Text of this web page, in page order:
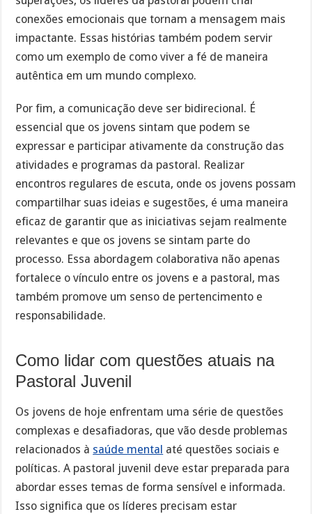
conexões emocionais que tornam a mensagem mais
impactante. Essas histórias também podem servir
como um exemplo de como viver a fé de maneira
autêntica em um mundo complexo.
Por fim, a comunicação deve ser bidirecional. É
essencial que os jovens sintam que podem se
expressar e participar ativamente da construção das
atividades e programas da pastoral. Realizar
encontros regulares de escuta, onde os jovens possam
compartilhar suas ideias e sugestões, é uma maneira
eficaz de garantir que as iniciativas sejam realmente
relevantes e que os jovens se sintam parte do
processo. Essa abordagem colaborativa não apenas
fortalece o vínculo entre os jovens e a pastoral, mas
também promove um senso de pertencimento e
responsabilidade.
Como lidar com questões atuais na
Pastoral Juvenil
Os jovens de hoje enfrentam uma série de questões
complexas e desafiadoras, que vão desde problemas
relacionados à saúde mental até questões sociais e
políticas. A pastoral juvenil deve estar preparada para
abordar esses temas de forma sensível e informada.
Isso significa que os líderes precisam estar